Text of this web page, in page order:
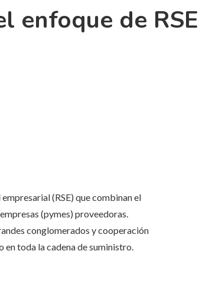
enfoque de
(RSE) que combinan el
(pymes) proveedoras.
conglomerados y cooperación
toda la cadena de suministro.